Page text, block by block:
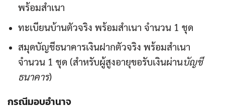
พร้อมสำเนา
ทะเบียนบ้านตัวจริง พร้อมสำเนา จำนวน 1 ชุด
สมุดบัญชีธนาคารเงินฝากตัวจริง พร้อมสำเนา
จำนวน 1 ชุด (สำหรับผู้สูงอายุขอรับเงินผ่านบัญชี
ธนาคาร)
กรณีมอบอำนาจ